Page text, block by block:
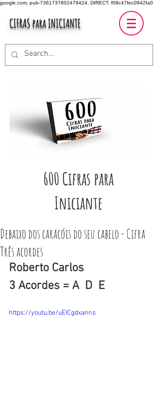
google.com, pub-7361737802479424, DIRECT, f08c47fec0942fa0
CIFRAS para INICIANTE
600 Cifras para
Iniciante
Debaixo dos caracóis do seu cabelo - Cifra
Três acordes
Roberto Carlos
3 Acordes = A  D  E
https://youtu.be/uEICgdxanns